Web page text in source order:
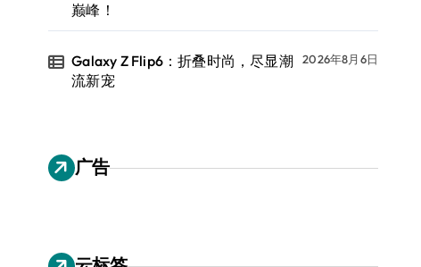
巅峰！
Galaxy Z Flip6：折叠时尚，尽显潮
流新宠
2026年8月6日
广告